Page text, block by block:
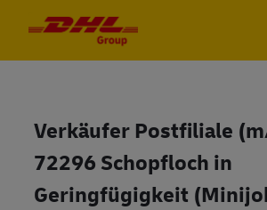
Verkäufer Postfiliale
72296 Schopfloch in
Geringfügigkeit